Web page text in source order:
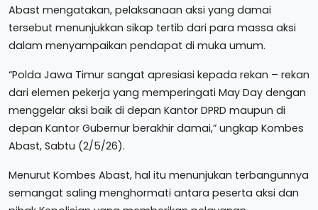
Abast mengatakan, pelaksanaan aksi yang damai
tersebut menunjukkan sikap tertib dari para massa aksi
dalam menyampaikan pendapat di muka umum.
“Polda Jawa Timur sangat apresiasi kepada rekan – rekan
dari elemen pekerja yang memperingati May Day dengan
menggelar aksi baik di depan Kantor DPRD maupun di
depan Kantor Gubernur berakhir damai,” ungkap Kombes
Abast, Sabtu (2/5/26).
Menurut Kombes Abast, hal itu menunjukan terbangunnya
semangat saling menghormati antara peserta aksi dan